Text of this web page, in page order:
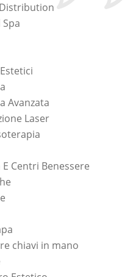
Avanzata
Laser
Centri Benessere
chiavi in mano